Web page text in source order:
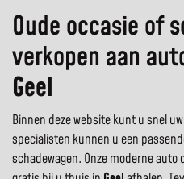
Oude occasie of
verkopen aan
Geel
Binnen deze website kunt u snel
specialisten kunnen u een
schadewagen. Onze moderne